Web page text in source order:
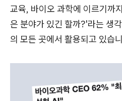
교육, 바이오 과학에 이르기까
은 분야가 있긴 할까?'라는 생
의 모든 곳에서 활용되고 있습